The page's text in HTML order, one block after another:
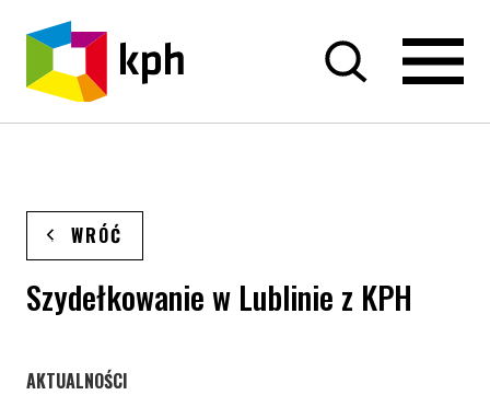
PRZEJDŹ DO TREŚCI
WRÓĆ
Szydełkowanie w Lublinie z KPH
STRONA KATEGORII WPISÓW
AKTUALNOŚCI